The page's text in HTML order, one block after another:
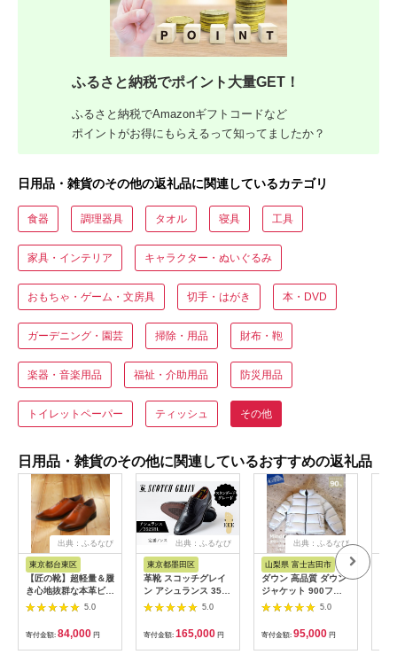
ふるさと納税でポイント大量GET！
ふるさと納税でAmazonギフトコードなど
ポイントがお得にもらえるって知ってましたか？
日用品・雑貨のその他の返礼品に関連しているカテゴリ
食器 調理器具 タオル 寝具 工具
家具・インテリア キャラクター・ぬいぐるみ
おもちゃ・ゲーム・文房具 切手・はがき 本・DVD
ガーデニング・園芸 掃除・用品 財布・鞄
楽器・音楽用品 福祉・介助用品 防災用品
トイレットペーパー ティッシュ その他
日用品・雑貨のその他に関連しているおすすめの返礼品
出典：ふるなび
東京都台東区
【匠の靴】超軽量＆履
き心地抜群な本革ビジ
ネスシューズAF-
24.5cm、カラー：ブ
ラウン)_0019-002-
T03-2-1
5.0
寄付金額: 84,000 円
出典：ふるなび
東京都墨田区
革靴 スコッチグレイ
ン アシュランス 3525
革靴 25.5cm
5.0
寄付金額: 165,000 円
出典：ふるなび
山梨県 富士吉田市
ダウン 高品質 ダウン
ジャケット 900フィ
ルパワー メンズ 日本
製 Mind 超軽量 羽毛
Lサイズ シルバー ダ
ウンジャケット
5.0
寄付金額: 95,000 円